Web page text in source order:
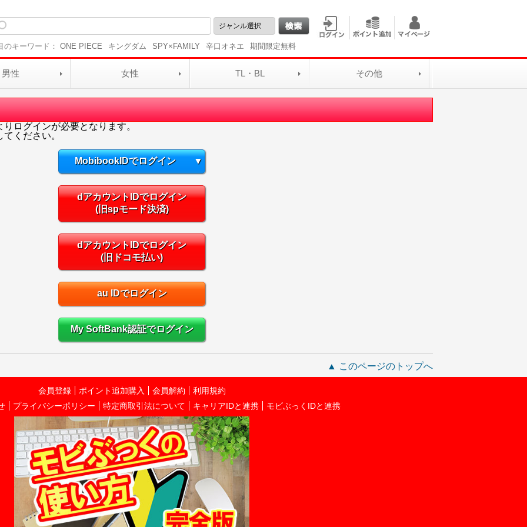
のキーワード： ONE PIECE キングダム SPY×FAMILY 辛口オネエ 期間限定無料
男性 女性 TL・BL その他
ログインが必要となります。
ください。
MobibookIDでログイン ▼
dアカウントIDでログイン
(旧spモード決済)
dアカウントIDでログイン
(旧ドコモ払い)
au IDでログイン
My SoftBank認証でログイン
▲ このページのトップへ
会員登録 ポイント追加購入 会員解約
利用規約
プライバシーポリシー 特定商取引法について キャリアIDと連携 モビぶっくIDと連携